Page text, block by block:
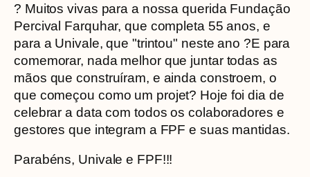
? Muitos vivas para a nossa querida Fundação
Percival Farquhar, que completa 55 anos, e
para a Univale, que "trintou" neste ano ?E para
comemorar, nada melhor que juntar todas as
mãos que construíram, e ainda constroem, o
que começou como um projet? Hoje foi dia de
celebrar a data com todos os colaboradores e
gestores que integram a FPF e suas mantidas.
Parabéns, Univale e FPF!!!